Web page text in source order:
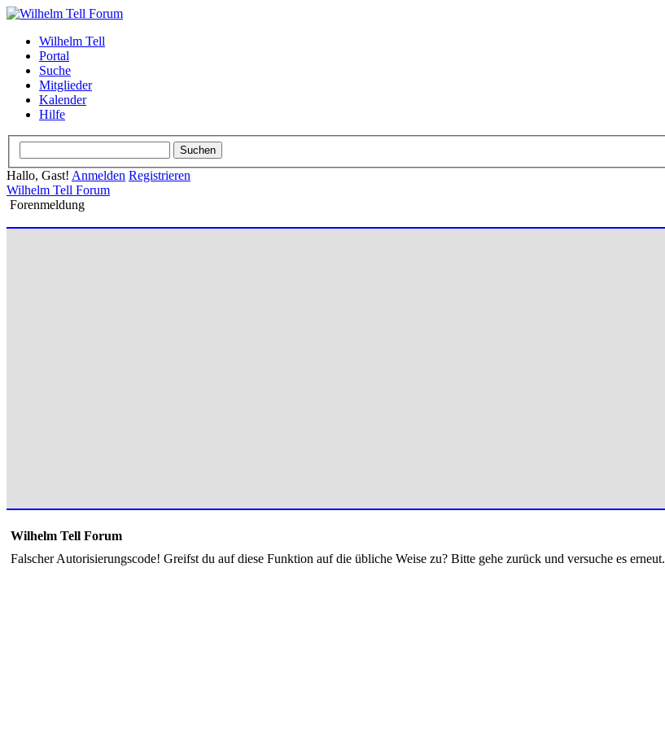
Wilhelm Tell
Portal
Suche
Mitglieder
Kalender
Hilfe
Hallo, Gast! Anmelden Registrieren
Wilhelm Tell Forum
Forenmeldung
Wilhelm Tell Forum
Falscher Autorisierungscode! Greifst du auf diese Funktion auf die übliche Weise zu? Bitte gehe zurück und versuche es erneut.